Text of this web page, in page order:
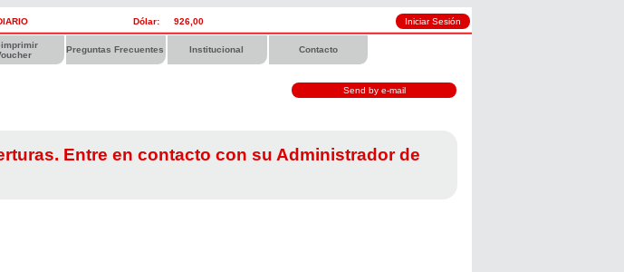
Dólar: 926,00
Preguntas Frecuentes Institucional Contacto
Entre en contacto con su Administrador de